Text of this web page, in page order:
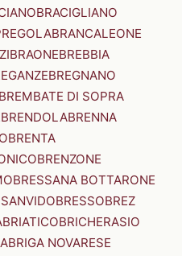
BRACIGLIANO
BRANCALEONE
BRAONEBREBBIA
BREGNANO
BREMBATE DI SOPRA
BRENDOLABRENNA
BRENTA
BRENZONE
BRESSANA BOTTARONE
BRESSOBREZ
BRIATICOBRICHERASIO
BRIGA NOVARESE